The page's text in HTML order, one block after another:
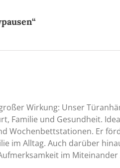
Wirkung: Unser
Familie und Gesundheit.
Wochenbettstationen. Er
im Alltag. Auch darüber
im